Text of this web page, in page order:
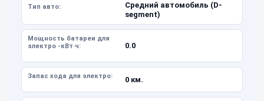
Тип авто:
Средний автомобиль (D-
segment)
Мощность батареи для
электро -кВт·ч:
0.0
Запас хода для электро: 0 км.